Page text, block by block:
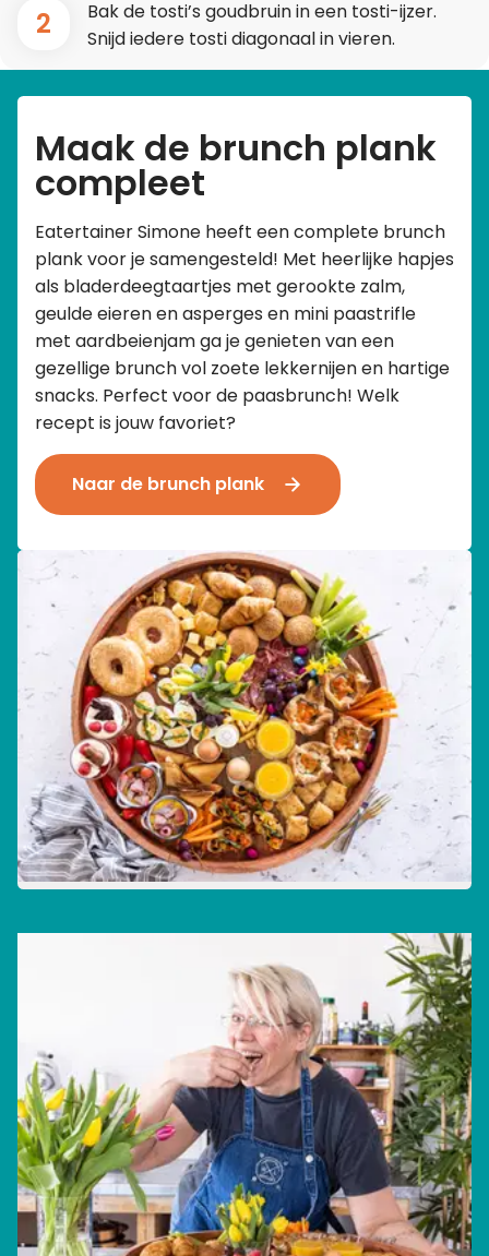
2
Bak de tosti’s goudbruin in een tosti-ijzer.
Snijd iedere tosti diagonaal in vieren.
Maak de brunch plank
compleet
Eatertainer Simone heeft een complete brunch
plank voor je samengesteld! Met heerlijke hapjes
als bladerdeegtaartjes met gerookte zalm,
geulde eieren en asperges en mini paastrifle
met aardbeienjam ga je genieten van een
gezellige brunch vol zoete lekkernijen en hartige
snacks. Perfect voor de paasbrunch! Welk
recept is jouw favoriet?
Naar de brunch plank